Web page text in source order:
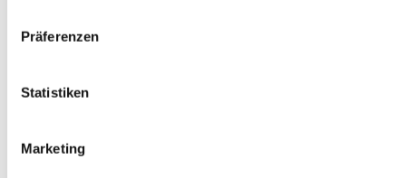
Präferenzen
Statistiken
Marketing